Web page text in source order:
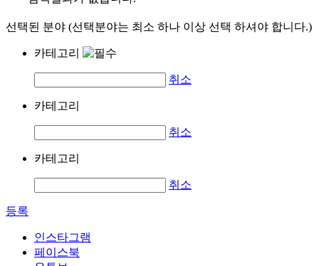
선택된 분야 (선택분야는 최소 하나 이상 선택 하셔야 합니다.)
카테고리
취소
카테고리
취소
카테고리
취소
등록
인스타그램
페이스북